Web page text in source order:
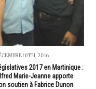
10TH, 2016
2017 en Martinique :
Marie-Jeanne apporte
soutien à Fabrice Dunon